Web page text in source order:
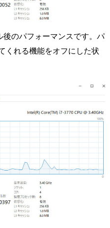
後のパフォーマンスです。パ
くれる機能をオフにした状